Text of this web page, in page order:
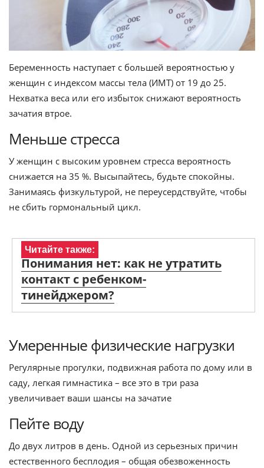
Беременность наступает с большей вероятностью у
женщин с индексом массы тела (ИМТ) от 19 до 25.
Нехватка веса или его избыток снижают вероятность
зачатия втрое.
Меньше стресса
У женщин с высоким уровнем стресса вероятность
снижается на 35 %. Высыпайтесь, будьте спокойны.
Занимаясь физкультурой, не переусердствуйте, чтобы
не сбить гормональный цикл.
Читайте также:
Понимания нет: как не утратить
контакт с ребенком-
тинейджером?
Умеренные физические нагрузки
Регулярные прогулки, подвижная работа по дому или в
саду, легкая гимнастика – все это в три раза
увеличивает ваши шансы на зачатие
Пейте воду
До двух литров в день. Одной из серьезных причин
естественного бесплодия – общая обезвоженность